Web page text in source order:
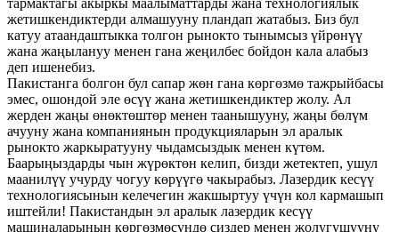
жетишкендиктерди алмашууну пландап жатабыз. Биз бул
катуу атаандаштыкка толгон рынокто тынымсыз үйрөнүү
жана жаңылануу менен гана жеңилбес бойдон кала алабыз
деп ишенебиз.
Пакистанга болгон бул сапар жөн гана көргөзмө тажрыйбасы
эмес, ошондой эле өсүү жана жетишкендиктер жолу. Ал
жерден жаңы өнөктөштөр менен таанышууну, жаңы бөлүм
ачууну жана компаниянын продукцияларын эл аралык
рынокто жаркыратууну чыдамсыздык менен күтөм.
Баарыңыздарды чын жүрөктөн келип, бизди жетектеп, ушул
маанилүү учурду чогуу көрүүгө чакырабыз. Лазердик кесүү
технологиясынын келечегин жакшыртуу үчүн кол кармашып
иштейли! Пакистандын эл аралык лазердик кесүү
машиналарынын көргөзмөсүндө сиздер менен жолугушууну